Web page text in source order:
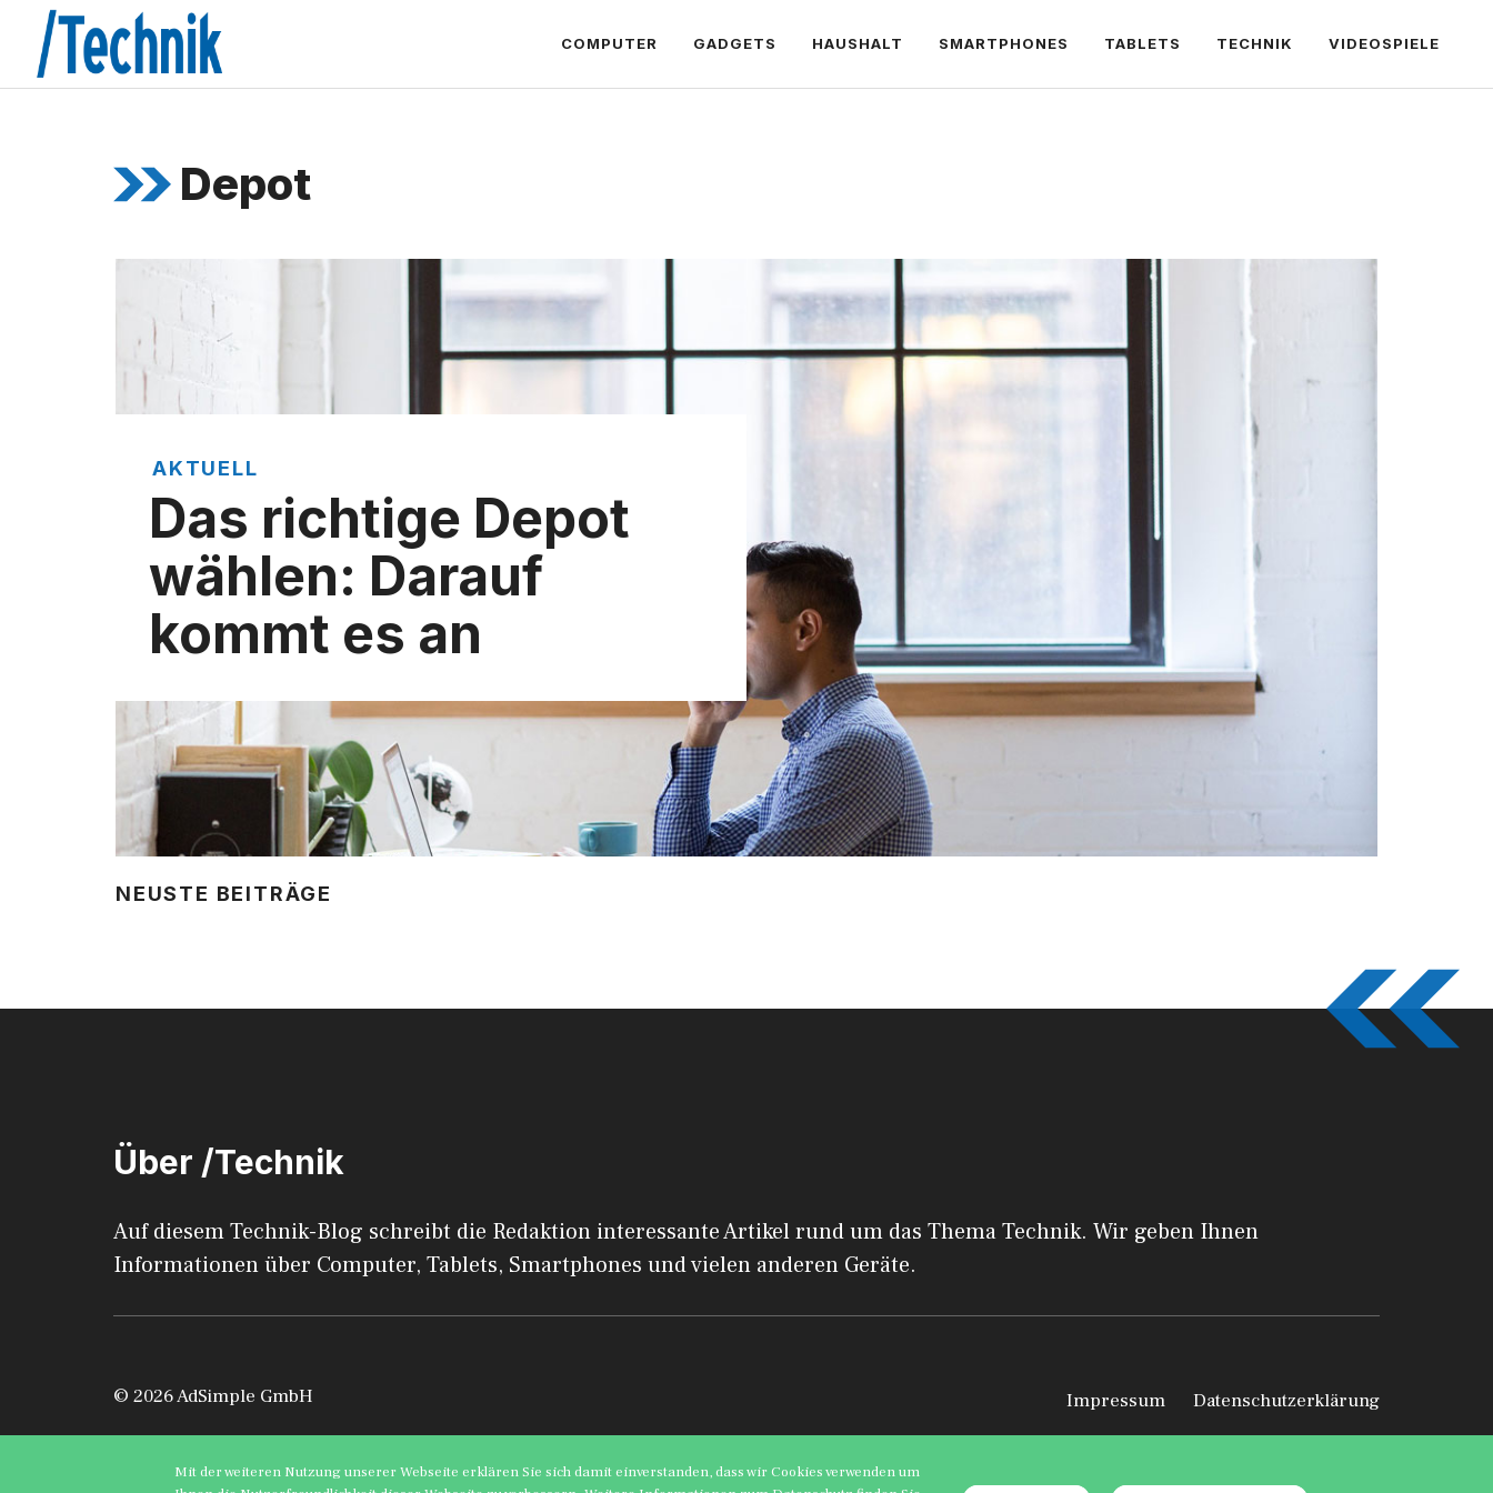
Inhalt
springen
COMPUTER GADGETS HAUSHALT SMARTPHONES TABLETS TECHNIK VIDEOSPIELE
Depot
AKTUELL
Das richtige Depot
wählen: Darauf
kommt es an
NEUSTE BEITRÄGE
Über /Technik
Auf diesem Technik-Blog schreibt die Redaktion interessante Artikel rund um das Thema Technik. Wir geben Ihnen
Informationen über Computer, Tablets, Smartphones und vielen anderen Geräte.
© 2026 AdSimple GmbH Impressum Datenschutzerklärung
Mit der weiteren Nutzung unserer Webseite erklären Sie sich damit einverstanden, dass wir Cookies verwenden um